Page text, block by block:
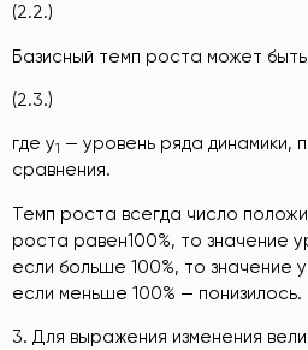
(2.2.)
Базисный темп роста может
(2.3.)
где y1 — уровень ряда динамики,
сравнения.
Темп роста всегда число
роста равен100%, то значение
если больше 100%, то значение
если меньше 100% — понизилось.
3. Для выражения изменения